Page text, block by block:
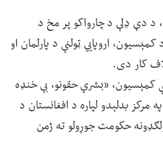
د دې ډلې د چارواکو پر مخ د
اروپايي ټولنې د پارلمان او
کار دی.
کمېسیون، «بشري حقونو، بې خنډه
بدلېدو لپاره د افغانستان د
حکومت جوړولو ته ژمن